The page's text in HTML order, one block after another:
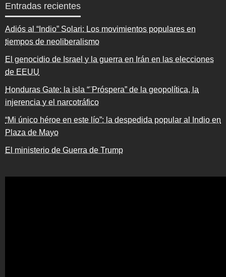
Entradas recientes
Adiós al “Indio” Solari: Los movimientos populares en
tiempos de neoliberalismo
El genocidio de Israel y la guerra en Irán en las elecciones
de EEUU
Honduras Gate: la isla “¨Próspera” de la geopolítica, la
injerencia y el narcotráfico
“Mi único héroe en este lío”: la despedida popular al Indio en
Plaza de Mayo
El ministerio de Guerra de Trump